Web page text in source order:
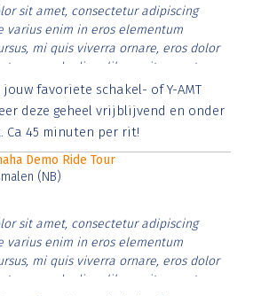
sit amet, consectetur adipiscing
varius enim in eros elementum
mi quis viverra ornare, eros dolor
commodo diam libero vitae erat.
nibh et justo cursus id rutrum lorem
ut sem vitae risus tristique posuere.
favoriete schakel- of Y-AMT
deze geheel vrijblijvend en onder
Ca 45 minuten per rit!
Demo Ride Tour
(NB)
sit amet, consectetur adipiscing
varius enim in eros elementum
mi quis viverra ornare, eros dolor
commodo diam libero vitae erat.